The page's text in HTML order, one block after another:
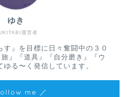
運営者
ゆき
す』を目標に日々奮闘中の３０
』『道具』『自分磨き』『ウ
る〜く発信しています。
me ／